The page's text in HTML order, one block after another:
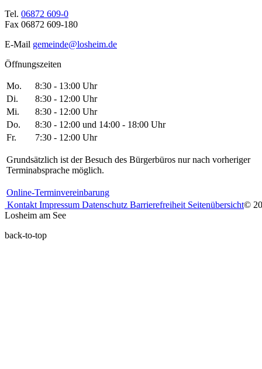
Tel. 06872 609-0
Fax 06872 609-180
E-Mail gemeinde@losheim.de
Öffnungszeiten
Mo.
8:30 - 13:00 Uhr
Di.
8:30 - 12:00 Uhr
Mi.
8:30 - 12:00 Uhr
Do.
8:30 - 12:00 und 14:00 - 18:00 Uhr
Fr.
7:30 - 12:00 Uhr
Grundsätzlich ist der Besuch des Bürgerbüros nur nach vorheriger
Terminabsprache möglich.
Online-Terminvereinbarung
Kontakt Impressum Datenschutz Barrierefreiheit Seitenübersicht©
Losheim am See
back-to-top